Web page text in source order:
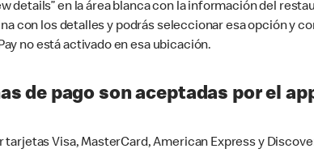
details” en la área blanca con la información del
con los detalles y podrás seleccionar esa opción y
no está activado en esa ubicación.
de pago son aceptadas por el
tarjetas Visa, MasterCard, American Express y